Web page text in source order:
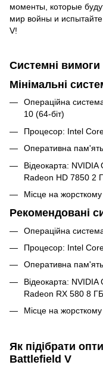
моменты, которые
мир войны и
V!
Системні
Мінімальні
Операційна
10 (64-біт)
Процесор: Intel
Оперативна
Відеокарта:
Radeon HD 7850 2
Місце на
Рекомендовані
Операційна
Процесор: Intel
Оперативна
Відеокарта:
Radeon RX 580 8 ГБ
Місце на
Як підібрати
Battlefield V